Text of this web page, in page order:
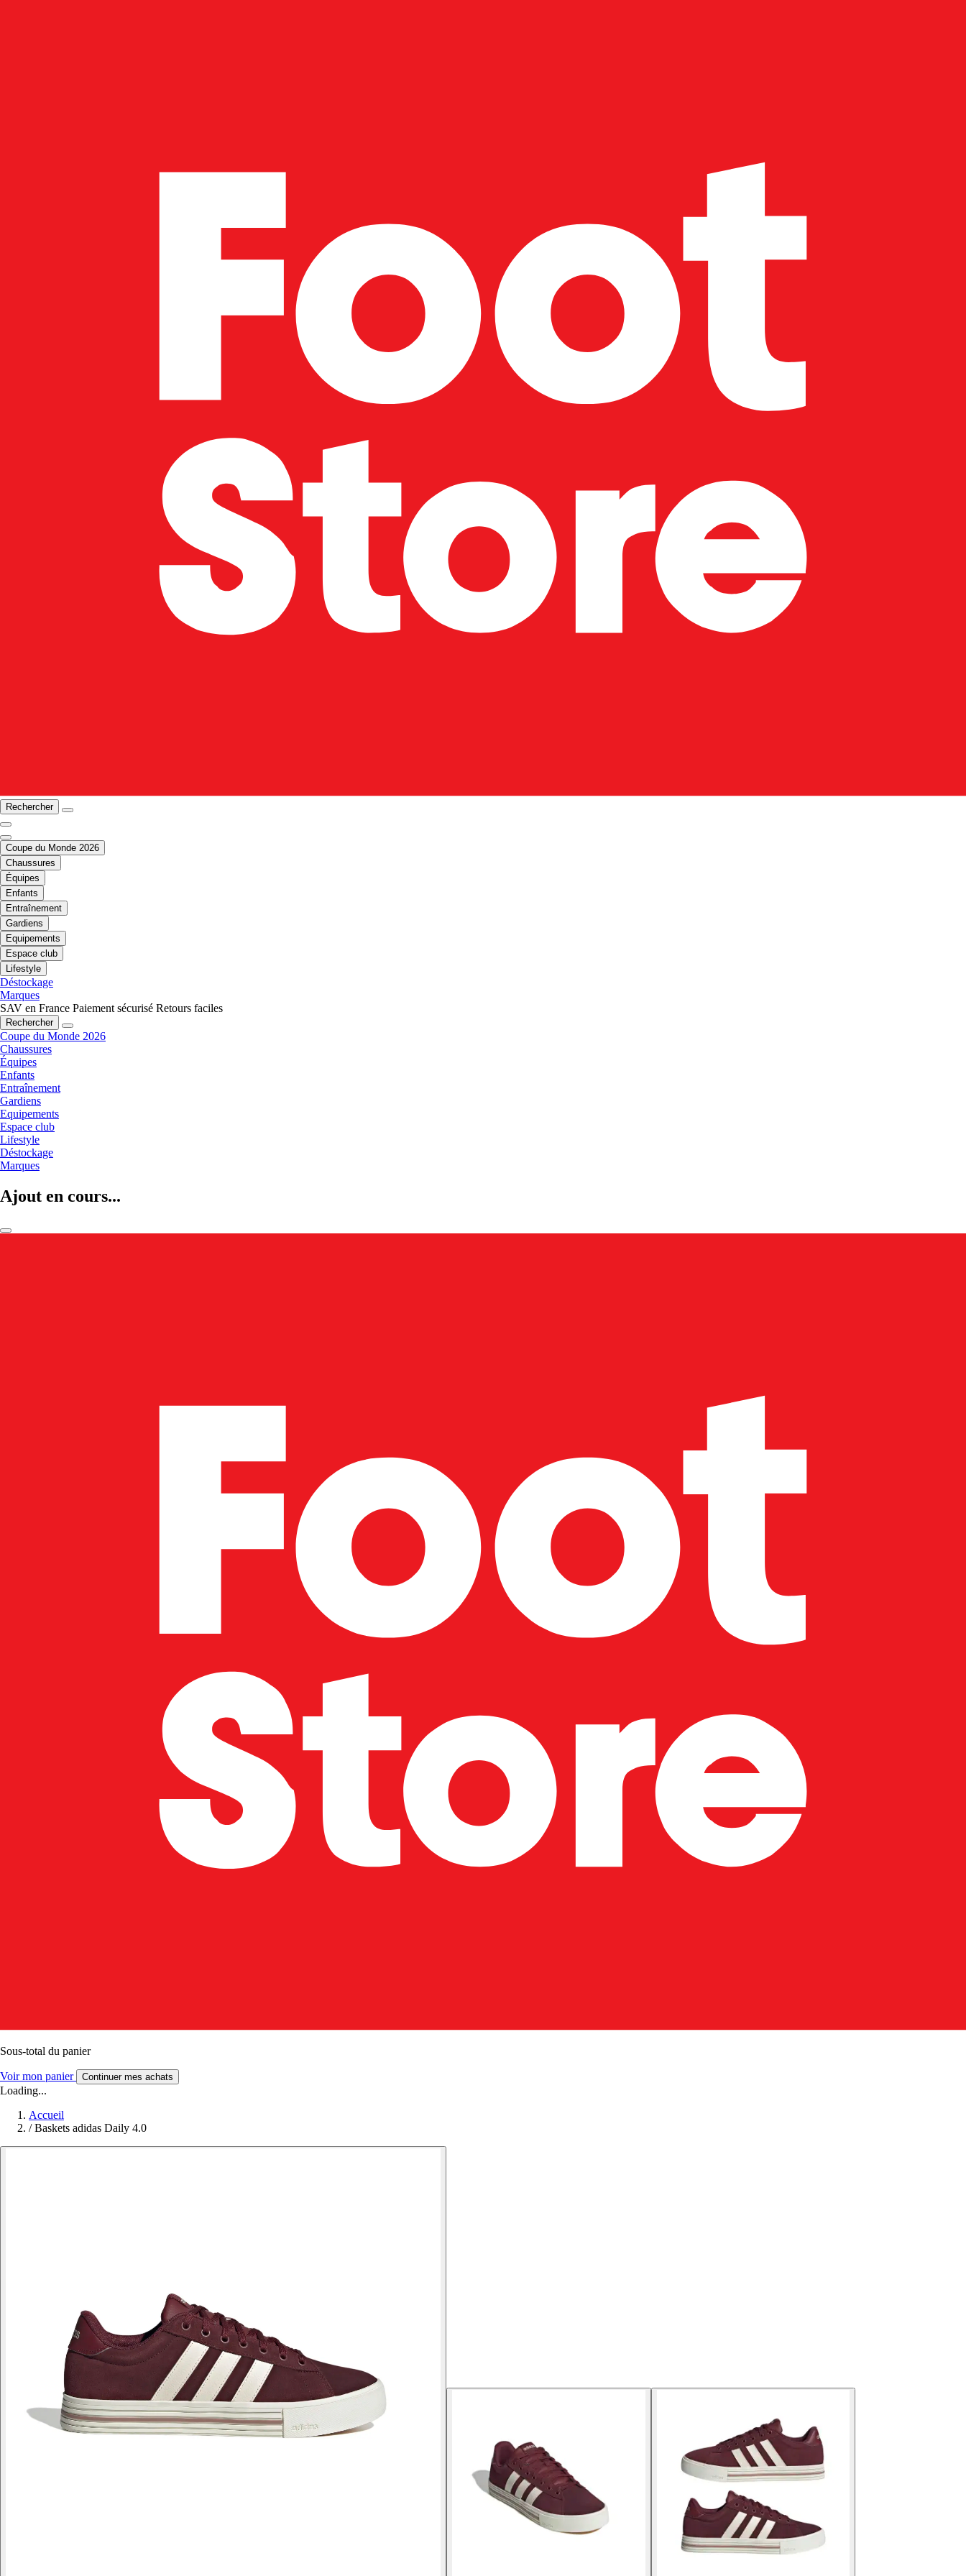
Rechercher
Coupe du Monde 2026
Chaussures
Équipes
Enfants
Entraînement
Gardiens
Equipements
Espace club
Lifestyle
Déstockage
Marques
SAV en France Paiement sécurisé Retours faciles
Rechercher
Coupe du Monde 2026
Chaussures
Équipes
Enfants
Entraînement
Gardiens
Equipements
Espace club
Lifestyle
Déstockage
Marques
Ajout en cours...
Sous-total du panier
Voir mon panier Continuer mes achats
Loading...
Accueil
/ Baskets adidas Daily 4.0